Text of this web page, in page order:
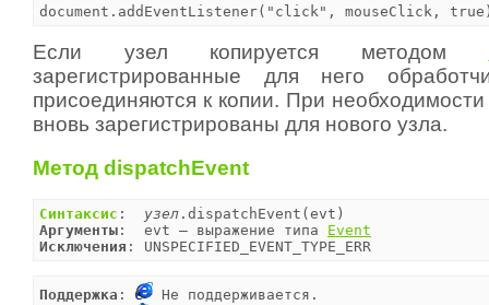
document.addEventListener("click", mouseClick,
Если узел копируется методом
зарегистрированные для него
присоединяются к копии. При
вновь зарегистрированы для нового узла.
Метод dispatchEvent
Синтаксис : узел
Аргументы :  evt — выражение типа Event
Исключения : UNSPECIFIED_EVENT_TYPE_ERR
Поддержка :
Не поддерживается.